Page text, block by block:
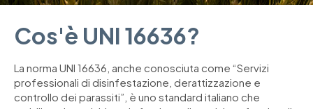
Cos'è UNI 16636?
La norma UNI 16636, anche conosciuta come “Servizi
professionali di disinfestazione, derattizzazione e
controllo dei parassiti”, è uno standard italiano che